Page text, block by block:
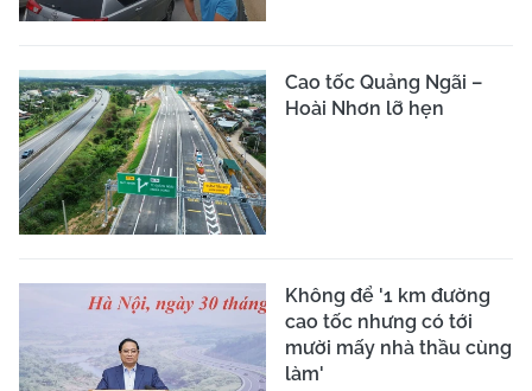
Cao tốc Quảng Ngãi –
Hoài Nhơn lỡ hẹn
Không để '1 km đường
cao tốc nhưng có tới
mười mấy nhà thầu cùng
làm'